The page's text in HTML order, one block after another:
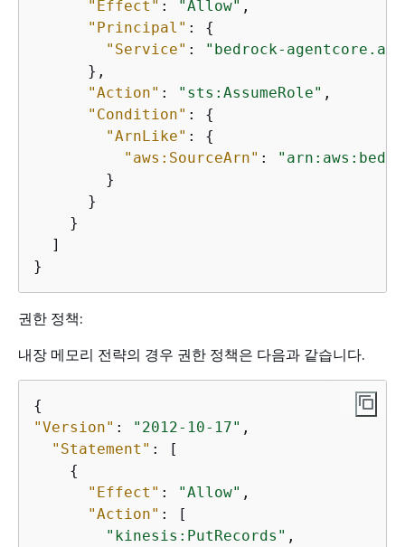
"Effect" : "Allow" ,
"Principal" : {
"Service" :
"bedrock-
      },
"Action" : "sts:AssumeRole" ,
"Condition" : {
"ArnLike" : {
"aws:SourceArn" :
        }
      }
    }
  ]
}
권한 정책:
내장 메모리 전략의 경우 권한 정책은 다음과 같습니다.
{
"Version" : "2012-10-17" ,
"Statement" : [
{
"Effect" : "Allow" ,
"Action" : [
"kinesis:PutRecords" ,